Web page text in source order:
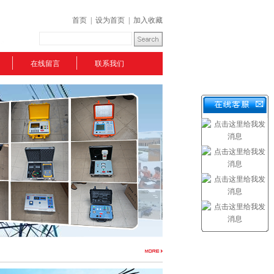
首页 设为首页 加入收藏
在线留言 联系我们